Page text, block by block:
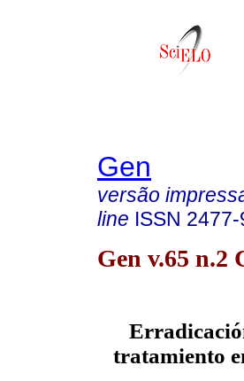
Gen
versão
line ISSN
Gen v.65 n.2
tratamiento